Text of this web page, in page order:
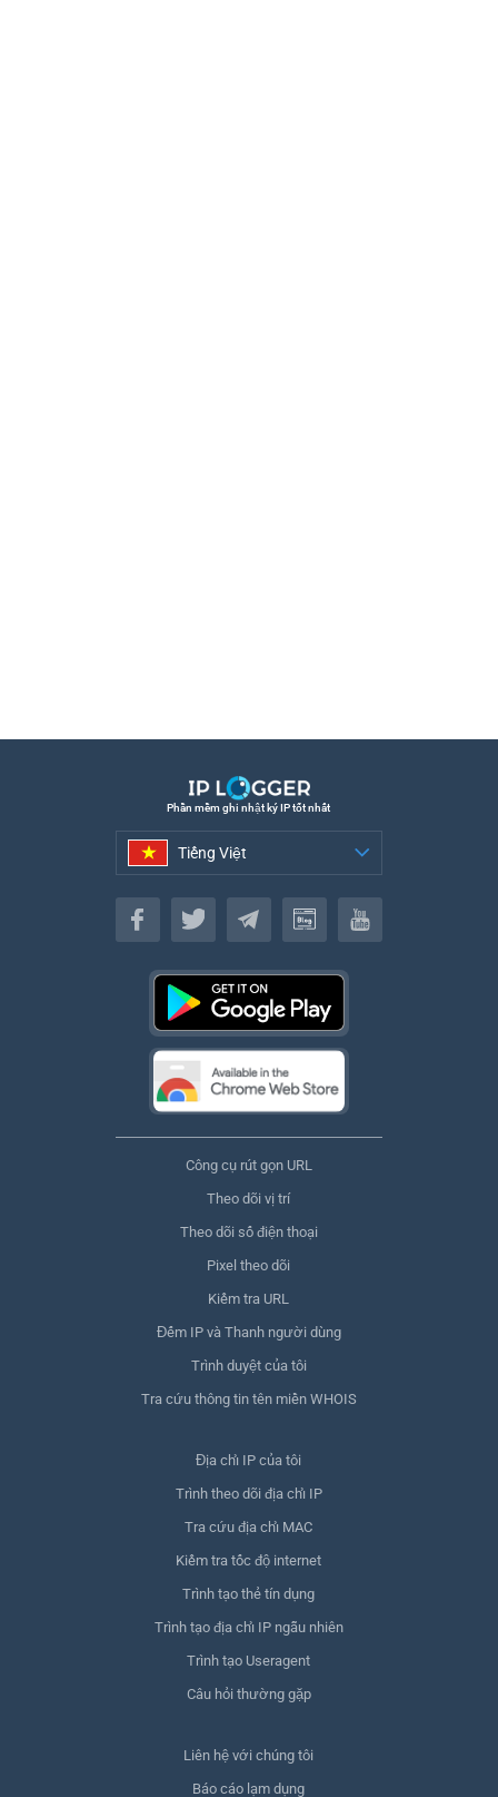
Phần mềm ghi nhật ký IP tốt nhất
Tiếng Việt
Tiếng Việt
Công cụ rút gọn URL
Theo dõi vị trí
Theo dõi số điện thoại
Pixel theo dõi
Kiểm tra URL
Đếm IP và Thanh người dùng
Trình duyệt của tôi
Tra cứu thông tin tên miền WHOIS
Địa chỉ IP của tôi
Trình theo dõi địa chỉ IP
Tra cứu địa chỉ MAC
Kiểm tra tốc độ internet
Trình tạo thẻ tín dụng
Trình tạo địa chỉ IP ngẫu nhiên
Trình tạo Useragent
Câu hỏi thường gặp
Liên hệ với chúng tôi
Báo cáo lạm dụng